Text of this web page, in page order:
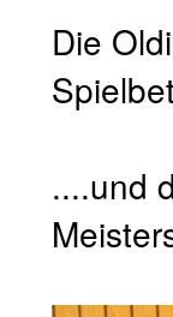
Die
....und